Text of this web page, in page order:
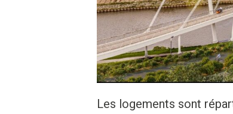
Les logements sont